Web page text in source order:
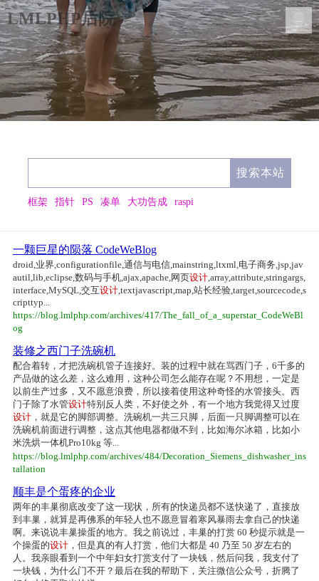
LMLPHP后院
框架 指针 PS 凑单 大功告成 raspi
一颗巨星的陨落 CodeWeBlog
droid,业界,configurationfile,通信与电信,mainstring,ltxml,电子商务,jsp,jav
autil,lib,eclipse,数码与手机,ajax,apache,网页设计,array,attribute,stringargs,
interface,MySQL,交互设计,textjavascript,map,站长经验,target,sourcecode,s
cripttyp...
https://blog.lmlphp.com/archives/417/The_fall_of_a_superstar_CodeWeBl
og
装修之西门子洗碗机
配合着转，才把洗碗机管子连接好。装的过程中就在骂西门子，6千多的
产品做的这么差，这么难用，这种公司怎么能存在呢？不用想，一定是
以前生产过多，又不愿意浪费，所以接着使用这种奇怪的水管接头。西
门子除了水管设计特别反人类，不好使之外，有一个地方我觉得又过度
设计 ，就是它的脚部调整。洗碗机一共三只脚，后面一只脚调整可以在
洗碗机前面进行调整，这点其他电器都做不到，比如海尔冰箱，比如小
米洗烘一体机Pro10kg 等...
https://blog.lmlphp.com/archives/484/Decoration_Siemens_dishwasher_ins
tallation
顺丰是个蛋疼的企业
两年的丰巢彻底改变了这一现状，所有的快递员都不送快递了，直接放
到丰巢，就算是再佛系的年轻人也不愿意冒着寒风暴雨去拿自己的快递
啊。来说说丰巢操蛋的地方。我之前说过，丰巢的打赏 60 秒提示就是一
个操蛋的设计 ，但是真的有人打赏，他们大都是 40 乃至 50 岁左右的
人。我亲眼看到一个中年妇女打赏支付了一块钱，然后问我，我支付了
一块钱，为什么门不开？最后在我的帮助下，关注微信公众号，折腾了